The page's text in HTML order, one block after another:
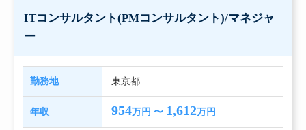
ITコンサルタント(PMコンサルタント)/マネジャ
ー
勤務地 東京都
年収 954万円 〜 1,612万円